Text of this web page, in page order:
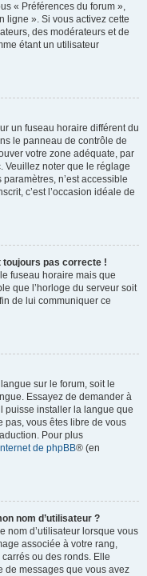
« Préférences du forum »,
ligne ». Si vous activez cette
des modérateurs et de
étant un utilisateur
un fuseau horaire différent du
le panneau de contrôle de
votre zone adéquate, par
Veuillez noter que le réglage
n’est accessible
c’est l’occasion idéale de
toujours pas correcte !
fuseau horaire mais que
que l’horloge du serveur soit
de lui communiquer ce
sur le forum, soit le
Essayez de demander à
puisse installer la langue que
pas, vous êtes libre de vous
Pour plus
de phpBB® (en
nom d’utilisateur ?
nom d’utilisateur lorsque vous
associée à votre rang,
ou des ronds. Elle
de messages que vous avez